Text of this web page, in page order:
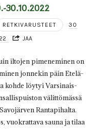
30.10.2022
RETKIVARUSTEET
30
JAA
iltojen pimeneminen on
jonnekin päin Etelä-
kohde löytyi Varsinais-
välittömässä
Rantapihalta.
vuokrattava sauna ja tilaa